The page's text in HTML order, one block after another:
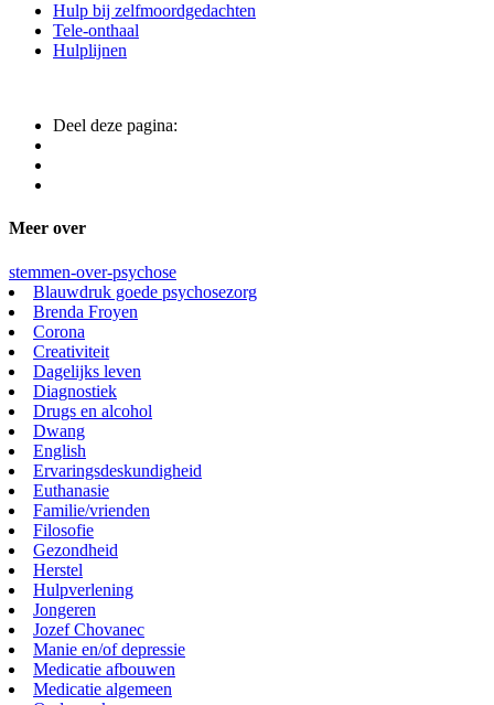
Hulp bij zelfmoordgedachten
Tele-onthaal
Hulplijnen
Deel deze pagina:
Meer over
stemmen-over-psychose
Blauwdruk goede psychosezorg
Brenda Froyen
Corona
Creativiteit
Dagelijks leven
Diagnostiek
Drugs en alcohol
Dwang
English
Ervaringsdeskundigheid
Euthanasie
Familie/vrienden
Filosofie
Gezondheid
Herstel
Hulpverlening
Jongeren
Jozef Chovanec
Manie en/of depressie
Medicatie afbouwen
Medicatie algemeen